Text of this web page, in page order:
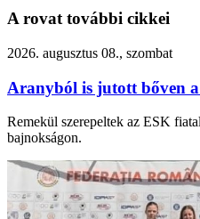
A rovat további cikkei
2026. augusztus 08., szombat
Aranyból is jutott bőven
Remekül szerepeltek az ESK
bajnokságon.